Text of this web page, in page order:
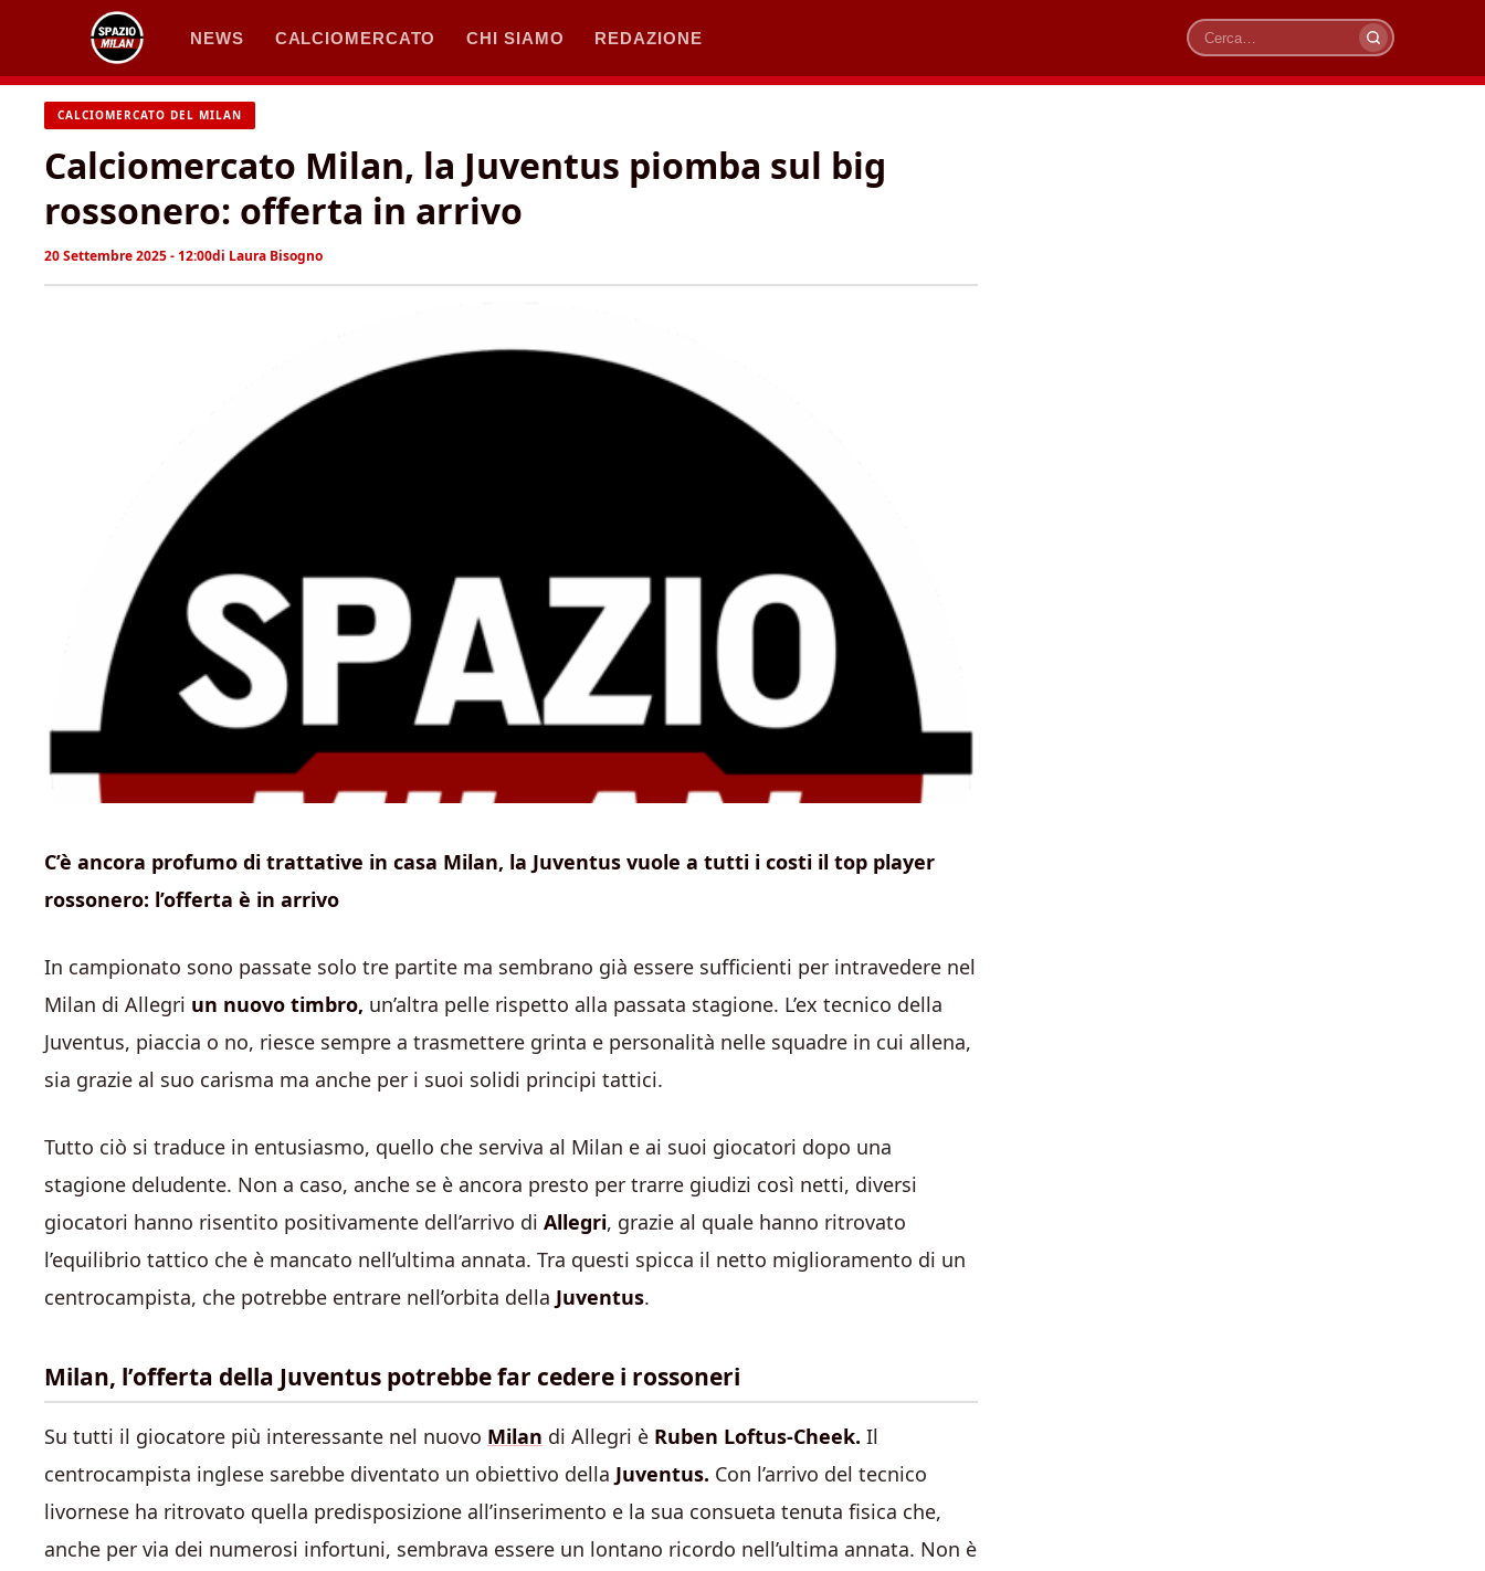
contenuto
NEWS CALCIOMERCATO CHI SIAMO REDAZIONE
Cerca
CALCIOMERCATO DEL MILAN
Calciomercato Milan, la Juventus piomba sul big
rossonero: offerta in arrivo
20 Settembre 2025 - 12:00di Laura Bisogno
C’è ancora profumo di trattative in casa Milan, la Juventus vuole a tutti i costi il top player
rossonero: l’offerta è in arrivo
In campionato sono passate solo tre partite ma sembrano già essere sufficienti per intravedere nel
Milan di Allegri un nuovo timbro, un’altra pelle rispetto alla passata stagione. L’ex tecnico della
Juventus, piaccia o no, riesce sempre a trasmettere grinta e personalità nelle squadre in cui allena,
sia grazie al suo carisma ma anche per i suoi solidi principi tattici.
Tutto ciò si traduce in entusiasmo, quello che serviva al Milan e ai suoi giocatori dopo una
stagione deludente. Non a caso, anche se è ancora presto per trarre giudizi così netti, diversi
giocatori hanno risentito positivamente dell’arrivo di Allegri, grazie al quale hanno ritrovato
l’equilibrio tattico che è mancato nell’ultima annata. Tra questi spicca il netto miglioramento di un
centrocampista, che potrebbe entrare nell’orbita della Juventus.
Milan, l’offerta della Juventus potrebbe far cedere i rossoneri
Su tutti il giocatore più interessante nel nuovo Milan di Allegri è Ruben Loftus-Cheek. Il
centrocampista inglese sarebbe diventato un obiettivo della Juventus. Con l’arrivo del tecnico
livornese ha ritrovato quella predisposizione all’inserimento e la sua consueta tenuta fisica che,
anche per via dei numerosi infortuni, sembrava essere un lontano ricordo nell’ultima annata. Non è